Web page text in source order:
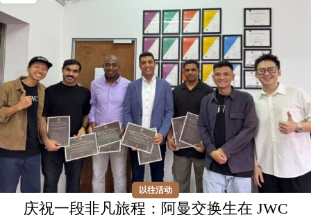
以往活动
庆祝一段非凡旅程：阿曼交换生在 JWC